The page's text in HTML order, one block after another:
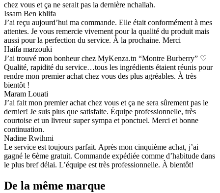
chez vous et ça ne serait pas la dernière nchallah.
Issam Ben khlifa
J’ai reçu aujourd’hui ma commande. Elle était conformément à mes
attentes. Je vous remercie vivement pour la qualité du produit mais
aussi pour la perfection du service. À la prochaine. Merci
Haifa marzouki
J’ai trouvé mon bonheur chez MyKenza.tn “Montre Burberry” ♡
Qualité, rapidité du service…tous les ingrédients étaient réunis pour
rendre mon premier achat chez vous des plus agréables. À très
bientôt !
Maram Louati
J’ai fait mon premier achat chez vous et ça ne sera sûrement pas le
dernier! Je suis plus que satisfaite. Équipe professionnelle, très
courtoise et un livreur super sympa et ponctuel. Merci et bonne
continuation.
Nadine Rwihmi
Le service est toujours parfait. Après mon cinquième achat, j’ai
gagné le 6ème gratuit. Commande expédiée comme d’habitude dans
le plus bref délai. L’équipe est très professionnelle. À bientôt!
De la même marque